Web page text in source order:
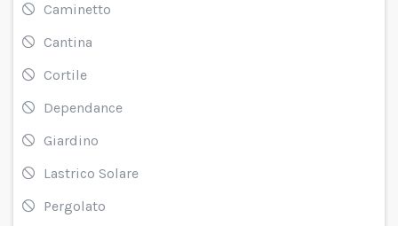
Caminetto
Cantina
Cortile
Dependance
Giardino
Lastrico Solare
Pergolato